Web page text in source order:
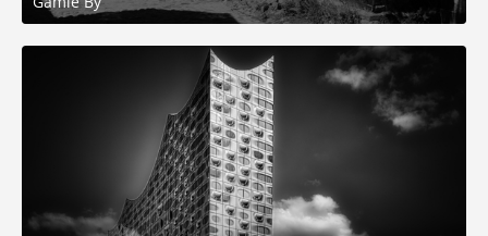
25. März 2026 um 12:25
7